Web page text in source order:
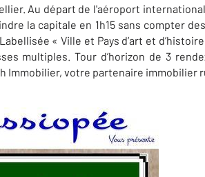
Au départ de l'aéroport
la capitale en 1h15 sans compter
« Ville et Pays d’art et
multiples. Tour d’horizon de 3
Immobilier, votre partenaire immobilier